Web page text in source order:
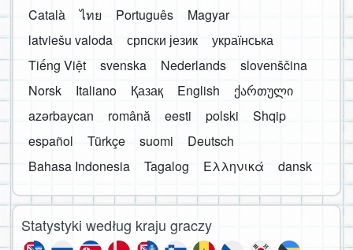
Català
ไทย Português
Magyar
latviešu valoda
српски језик
українська
Tiếng Việt
svenska Nederlands
slovenščina
Norsk
Italiano Қазақ English
ქართული
azərbaycan
română eesti polski
Shqip
español
Türkçe suomi
Deutsch
Bahasa Indonesia
Tagalog Ελληνικά dansk
Statystyki według kraju graczy